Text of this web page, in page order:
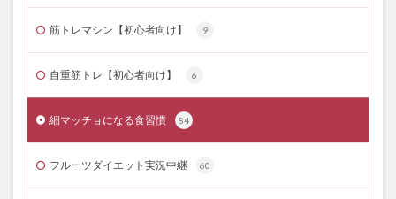
筋トレマシン【初心者向け】 9
自重筋トレ【初心者向け】 6
細マッチョになる食習慣 84
フルーツダイエット実況中継 60